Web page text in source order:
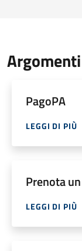
PagoPA
LEGGI DI PIÙ
Prenota
LEGGI DI PIÙ